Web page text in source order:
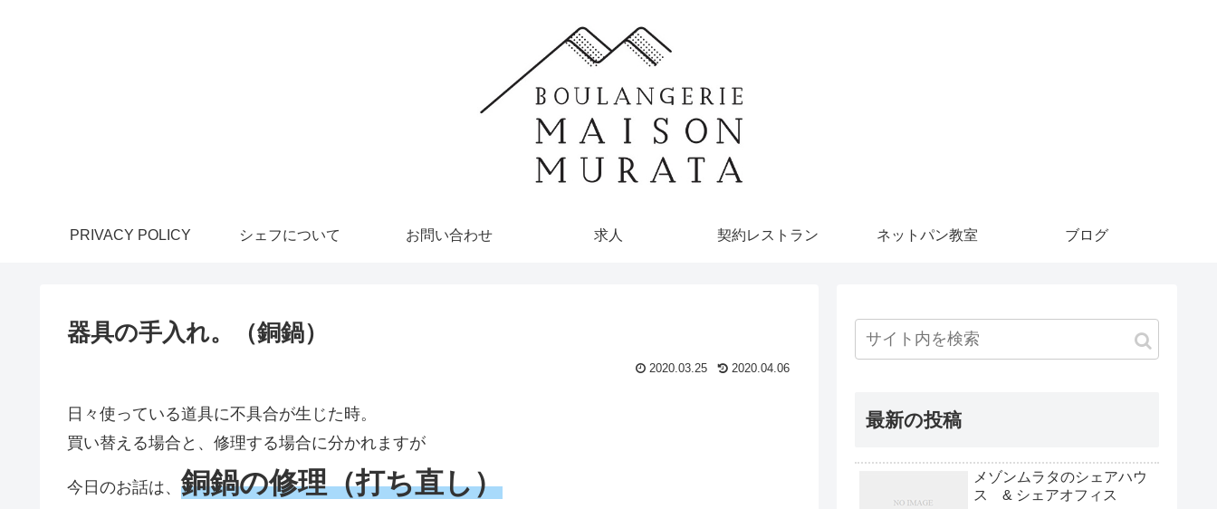
PRIVACY POLICY シェフについて お問い合わせ 求人 契約レストラン ネットパン教室 ブログ
器具の手入れ。（銅鍋）
2020.04.06
2020.03.25
日々使っている道具に不具合が生じた時。
買い替える場合と、修理する場合に分かれますが
今日のお話は、 銅鍋の修理（打ち直し）
最新の投稿
メゾンムラタのシェアハウ
ス & シェアオフィス